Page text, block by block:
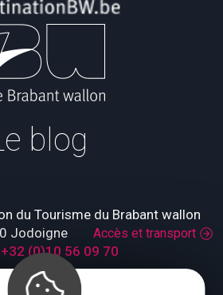
blog
du Tourisme du Brabant wallon
Jodoigne Accès et transport
+32 (0)10 56 09 70
Lundi : fermé